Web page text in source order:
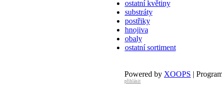
ostatní květiny
substráty
postřiky
hnojiva
obaly
ostatní sortiment
Powered by XOOPS |
přihlásit